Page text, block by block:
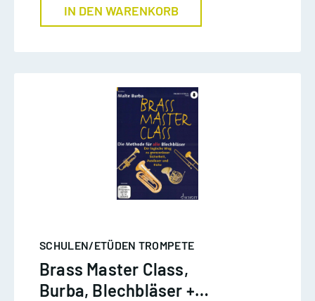
IN DEN WARENKORB
SCHULEN/ETÜDEN TROMPETE
Brass Master Class,
Burba, Blechbläser +